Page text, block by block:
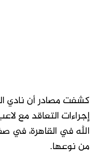
كشفت مصادر أن نادي
إجراءات التعاقد مع
الله في القاهرة، في
من نوعها.